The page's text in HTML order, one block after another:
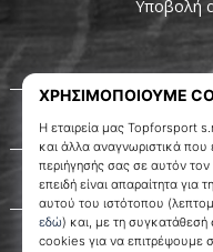
Σχετικά μ' εμάς
Εξυπηρέτηση
Υποβολή